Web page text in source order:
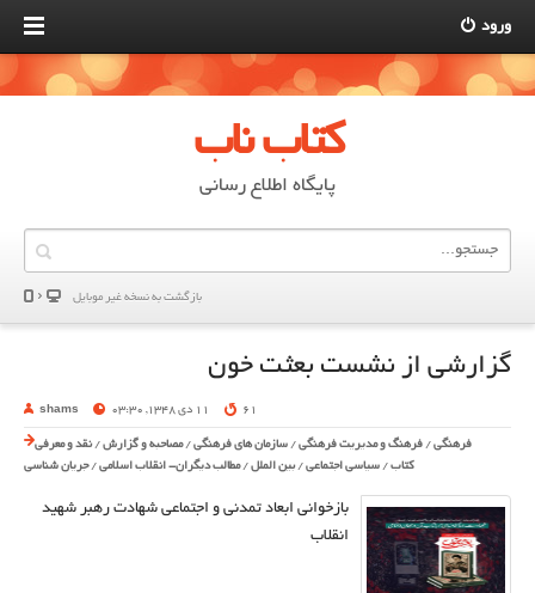
ورود
کتاب ناب
پایگاه اطلاع رسانی
بازگشت به نسخه غير موبایل
گزارشی از نشست بعثت خون
shams 11 دی 1348, 03:30 61
فرهنگی / فرهنگ و مدیریت فرهنگی / سازمان های فرهنگی /مصاحبه و گزارش /نقد و معرفی
کتاب / سیاسی اجتماعی /بین الملل /مطالب دیگران- انقلاب اسلامی /جریان شناسی
بازخوانی ابعاد تمدنی و اجتماعی شهادت رهبر شهید
انقلاب